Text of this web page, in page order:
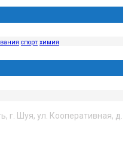
спорт химия
г. Шуя, ул. Кооперативная, д.